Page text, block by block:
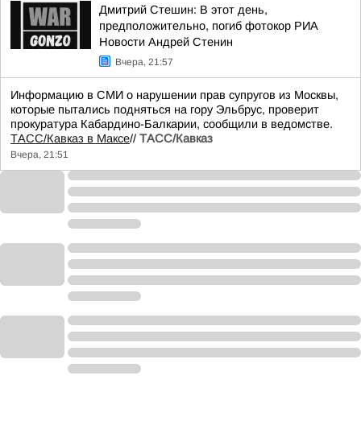
Дмитрий Стешин: В этот день,
предположительно, погиб фотокор РИА
Новости Андрей Стенин
Вчера, 21:57
Информацию в СМИ о нарушении прав супругов из Москвы,
которые пытались подняться на гору Эльбрус, проверит
прокуратура Кабардино-Балкарии, сообщили в ведомстве.
ТАСС/Кавказ в Максе// ТАСС/Кавказ
Вчера, 21:51